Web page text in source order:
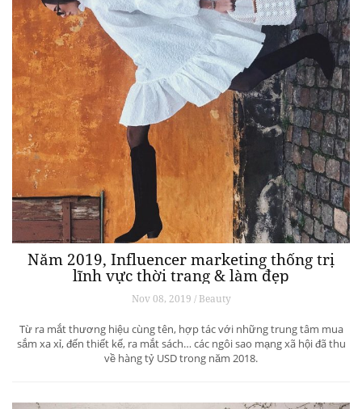
Năm 2019, Influencer marketing thống trị
lĩnh vực thời trang & làm đẹp
Nov 08, 2019 / Beauty
Từ ra mắt thương hiệu cùng tên, hợp tác với những trung tâm mua
sắm xa xỉ, đến thiết kế, ra mắt sách… các ngôi sao mạng xã hội đã thu
về hàng tỷ USD trong năm 2018.